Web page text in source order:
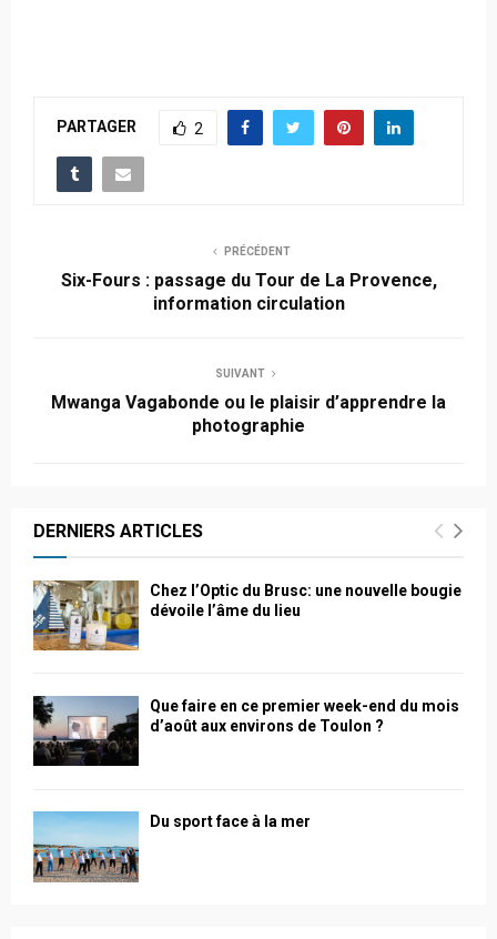
PARTAGER 2
PRÉCÉDENT
Six-Fours : passage du Tour de La Provence,
information circulation
SUIVANT
Mwanga Vagabonde ou le plaisir d’apprendre la
photographie
DERNIERS ARTICLES
Chez l’Optic du Brusc: une nouvelle bougie
dévoile l’âme du lieu
Que faire en ce premier week-end du mois
d’août aux environs de Toulon ?
Du sport face à la mer